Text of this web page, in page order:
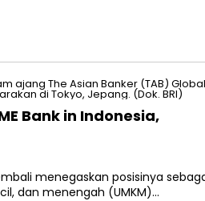
Bank in Indonesia,
menegaskan posisinya
dan menengah (UMKM)…